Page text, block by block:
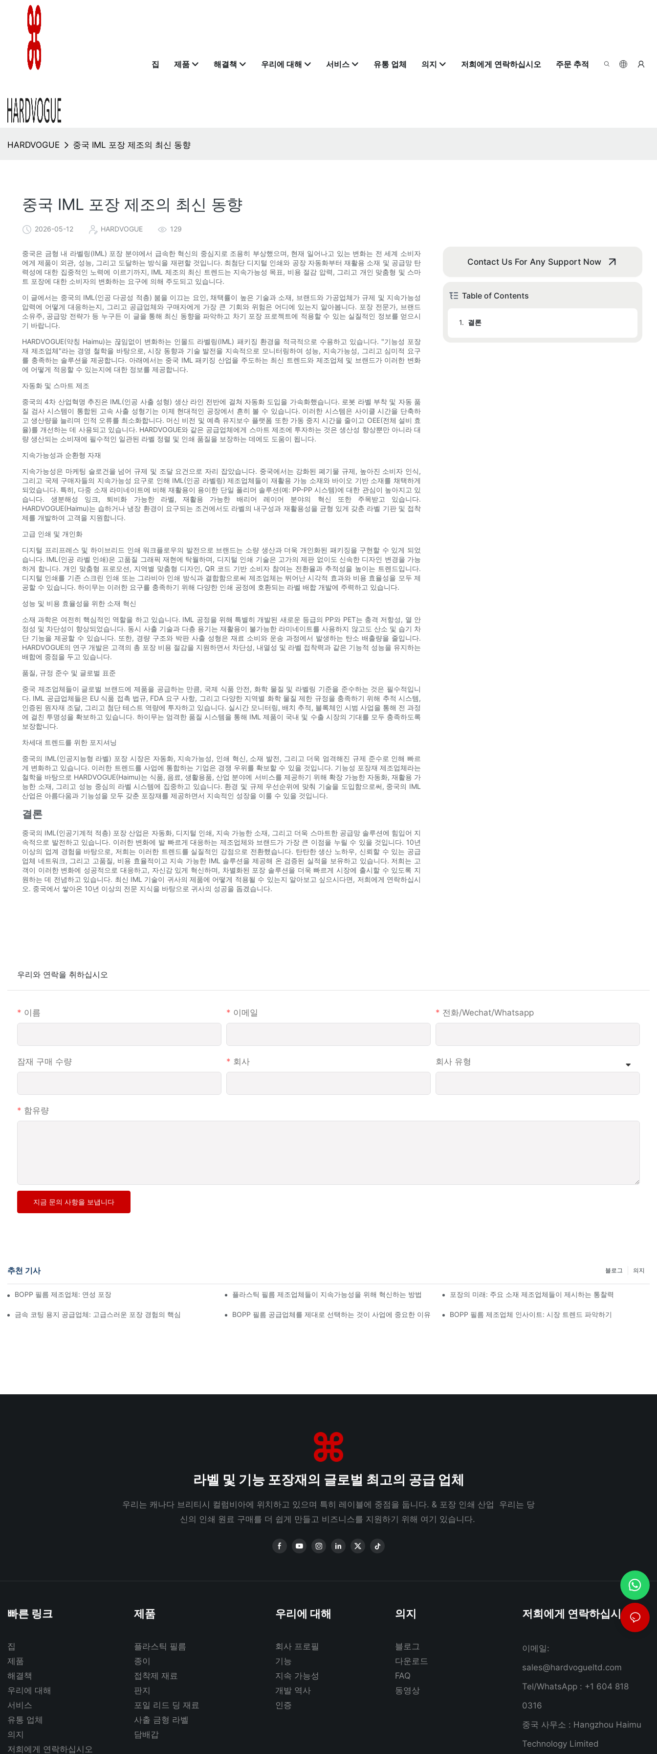
집 제품 해결책 우리에 대해 서비스 유통 업체 의지 저희에게 연락하십시오 주문 추적
HARDVOGUE 중국 IML 포장 제조의 최신 동향
중국 IML 포장 제조의 최신 동향
2026-05-12 HARDVOGUE 129
중국은 금형 내 라벨링(IML) 포장 분야에서 급속한 혁신의 중심지로 조용히 부상했으며, 현재 일어나고 있는 변화는 전 세계 소비자
에게 제품이 외관, 성능, 그리고 도달하는 방식을 재편할 것입니다. 최첨단 디지털 인쇄와 공장 자동화부터 재활용 소재 및 공급망 탄
력성에 대한 집중적인 노력에 이르기까지, IML 제조의 최신 트렌드는 지속가능성 목표, 비용 절감 압력, 그리고 개인 맞춤형 및 스마
트 포장에 대한 소비자의 변화하는 요구에 의해 주도되고 있습니다.
이 글에서는 중국의 IML(인공 다공성 적층) 붐을 이끄는 요인, 채택률이 높은 기술과 소재, 브랜드와 가공업체가 규제 및 지속가능성
압력에 어떻게 대응하는지, 그리고 공급업체와 구매자에게 가장 큰 기회와 위험은 어디에 있는지 알아봅니다. 포장 전문가, 브랜드
소유주, 공급망 전략가 등 누구든 이 글을 통해 최신 동향을 파악하고 차기 포장 프로젝트에 적용할 수 있는 실질적인 정보를 얻으시
기 바랍니다.
HARDVOGUE(약칭 Haimu)는 끊임없이 변화하는 인몰드 라벨링(IML) 패키징 환경을 적극적으로 수용하고 있습니다. "기능성 포장
재 제조업체"라는 경영 철학을 바탕으로, 시장 동향과 기술 발전을 지속적으로 모니터링하여 성능, 지속가능성, 그리고 심미적 요구
를 충족하는 솔루션을 제공합니다. 아래에서는 중국 IML 패키징 산업을 주도하는 최신 트렌드와 제조업체 및 브랜드가 이러한 변화
에 어떻게 적응할 수 있는지에 대한 정보를 제공합니다.
자동화 및 스마트 제조
중국의 4차 산업혁명 추진은 IML(인공 사출 성형) 생산 라인 전반에 걸쳐 자동화 도입을 가속화했습니다. 로봇 라벨 부착 및 자동 품
질 검사 시스템이 통합된 고속 사출 성형기는 이제 현대적인 공장에서 흔히 볼 수 있습니다. 이러한 시스템은 사이클 시간을 단축하
고 생산량을 늘리며 인적 오류를 최소화합니다. 머신 비전 및 예측 유지보수 플랫폼 또한 가동 중지 시간을 줄이고 OEE(전체 설비 효
율)를 개선하는 데 사용되고 있습니다. HARDVOGUE와 같은 공급업체에게 스마트 제조에 투자하는 것은 생산성 향상뿐만 아니라 대
량 생산되는 소비재에 필수적인 일관된 라벨 정렬 및 인쇄 품질을 보장하는 데에도 도움이 됩니다.
지속가능성과 순환형 자재
지속가능성은 마케팅 슬로건을 넘어 규제 및 조달 요건으로 자리 잡았습니다. 중국에서는 강화된 폐기물 규제, 높아진 소비자 인식,
그리고 국제 구매자들의 지속가능성 요구로 인해 IML(인공 라벨링) 제조업체들이 재활용 가능 소재와 바이오 기반 소재를 채택하게
되었습니다. 특히, 다중 소재 라미네이트에 비해 재활용이 용이한 단일 폴리머 솔루션(예: PP-PP 시스템)에 대한 관심이 높아지고 있
습니다. 생분해성 잉크, 퇴비화 가능한 라벨, 재활용 가능한 배리어 레이어 분야의 혁신 또한 주목받고 있습니다.
HARDVOGUE(Haimu)는 습하거나 냉장 환경이 요구되는 조건에서도 라벨의 내구성과 재활용성을 균형 있게 갖춘 라벨 기판 및 접착
제를 개발하여 고객을 지원합니다.
고급 인쇄 및 개인화
디지털 프리프레스 및 하이브리드 인쇄 워크플로우의 발전으로 브랜드는 소량 생산과 더욱 개인화된 패키징을 구현할 수 있게 되었
습니다. IML(인공 라벨 인쇄)은 고품질 그래픽 재현에 탁월하며, 디지털 인쇄 기술은 고가의 제판 없이도 신속한 디자인 변경을 가능
하게 합니다. 개인 맞춤형 프로모션, 지역별 맞춤형 디자인, QR 코드 기반 소비자 참여는 전환율과 추적성을 높이는 트렌드입니다.
디지털 인쇄를 기존 스크린 인쇄 또는 그라비아 인쇄 방식과 결합함으로써 제조업체는 뛰어난 시각적 효과와 비용 효율성을 모두 제
공할 수 있습니다. 하이무는 이러한 요구를 충족하기 위해 다양한 인쇄 공정에 호환되는 라벨 배합 개발에 주력하고 있습니다.
성능 및 비용 효율성을 위한 소재 혁신
소재 과학은 여전히 ​​핵심적인 역할을 하고 있습니다. IML 공정을 위해 특별히 개발된 새로운 등급의 PP와 PET는 충격 저항성, 열 안
정성 및 차단성이 향상되었습니다. 동시 사출 기술과 다층 용기는 재활용이 불가능한 라미네이트를 사용하지 않고도 산소 및 습기 차
단 기능을 제공할 수 있습니다. 또한, 경량 구조와 박판 사출 성형은 재료 소비와 운송 과정에서 발생하는 탄소 배출량을 줄입니다.
HARDVOGUE의 연구 개발은 고객의 총 포장 비용 절감을 지원하면서 차단성, 내열성 및 라벨 접착력과 같은 기능적 성능을 유지하는
배합에 중점을 두고 있습니다.
품질, 규정 준수 및 글로벌 표준
중국 제조업체들이 글로벌 브랜드에 제품을 공급하는 만큼, 국제 식품 안전, 화학 물질 및 라벨링 기준을 준수하는 것은 필수적입니
다. IML 공급업체들은 EU 식품 접촉 법규, FDA 요구 사항, 그리고 다양한 지역별 화학 물질 제한 규정을 충족하기 위해 추적 시스템,
인증된 원자재 조달, 그리고 첨단 테스트 역량에 투자하고 있습니다. 실시간 모니터링, 배치 추적, 블록체인 시범 사업을 통해 전 과정
에 걸친 투명성을 확보하고 있습니다. 하이무는 엄격한 품질 시스템을 통해 IML 제품이 국내 및 수출 시장의 기대를 모두 충족하도록
보장합니다.
차세대 트렌드를 위한 포지셔닝
중국의 IML(인공지능형 라벨) 포장 시장은 자동화, 지속가능성, 인쇄 혁신, 소재 발전, 그리고 더욱 엄격해진 규제 준수로 인해 빠르
게 변화하고 있습니다. 이러한 트렌드를 사업에 통합하는 기업은 경쟁 우위를 확보할 수 있을 것입니다. 기능성 포장재 제조업체라는
철학을 바탕으로 HARDVOGUE(Haimu)는 식품, 음료, 생활용품, 산업 분야에 서비스를 제공하기 위해 확장 가능한 자동화, 재활용 가
능한 소재, 그리고 성능 중심의 라벨 시스템에 집중하고 있습니다. 환경 및 규제 우선순위에 맞춰 기술을 도입함으로써, 중국의 IML
산업은 아름다움과 기능성을 모두 갖춘 포장재를 제공하면서 지속적인 성장을 이룰 수 있을 것입니다.
결론
중국의 IML(인공기계적 적층) 포장 산업은 자동화, 디지털 인쇄, 지속 가능한 소재, 그리고 더욱 스마트한 공급망 솔루션에 힘입어 지
속적으로 발전하고 있습니다. 이러한 변화에 발 빠르게 대응하는 제조업체와 브랜드가 가장 큰 이점을 누릴 수 있을 것입니다. 10년
이상의 업계 경험을 바탕으로, 저희는 이러한 트렌드를 실질적인 강점으로 전환했습니다. 탄탄한 생산 노하우, 신뢰할 수 있는 공급
업체 네트워크, 그리고 고품질, 비용 효율적이고 지속 가능한 IML 솔루션을 제공해 온 검증된 실적을 보유하고 있습니다. 저희는 고
객이 이러한 변화에 성공적으로 대응하고, 자신감 있게 혁신하며, 차별화된 포장 솔루션을 더욱 빠르게 시장에 출시할 수 있도록 지
원하는 데 전념하고 있습니다. 최신 IML 기술이 귀사의 제품에 어떻게 적용될 수 있는지 알아보고 싶으시다면, 저희에게 연락하십시
오. 중국에서 쌓아온 10년 이상의 전문 지식을 바탕으로 귀사의 성공을 돕겠습니다.
Contact Us For Any Support Now
Table of Contents
1. 결론
우리와 연락을 취하십시오
이름 이메일 전화/wechat/whatsapp
잠재 구매 수량 회사 회사 유형
함유량
지금 문의 사항을 보냅니다
추천 기사 의지
블로그
BOPP 필름 제조업체: 연성 포장의 핵심 플라스틱 필름 제조업체들이 지속가능성을 위해 혁신하는 방법 포장의 미래: 주요 소재 제조업체들이 제시하는 통찰력
금속 코팅 용지 공급업체: 고급스러운 포장 경험의 핵심 BOPP 필름 공급업체를 제대로 선택하는 것이 사업에 중요한 이유 BOPP 필름 제조업체 인사이트: 시장 트렌드 파악하기
라벨 및 기능 포장재의 글로벌 최고의 공급 업체
우리는 캐나다 브리티시 컬럼비아에 위치하고 있으며 특히 레이블에 중점을 둡니다. & 포장 인쇄 산업 우리는 당
신의 인쇄 원료 구매를 더 쉽게 만들고 비즈니스를 지원하기 위해 여기 있습니다.
빠른 링크
집
제품
해결책
우리에 대해
서비스
유통 업체
의지
저희에게 연락하십시오
제품
플라스틱 필름
종이
접착제 재료
판지
포일 리드 딩 재료
사출 금형 라벨
담배갑
우리에 대해
회사 프로필
기능
지속 가능성
개발 역사
인증
의지
블로그
다운로드
FAQ
동영상
저희에게 연락하십시오
이메일:
sales@hardvogueltd.com
Tel/WhatsApp : +1 604 818
0316
중국 사무소 : Hangzhou Haimu
Technology Limited